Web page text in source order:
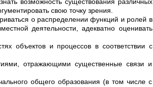
возможность существования различных
свою точку зрения.
о распределении функций и ролей в
деятельности, адекватно оценивать
объектов и процессов в соответствии с
отражающими существенные связи и
общего образования (в том числе с